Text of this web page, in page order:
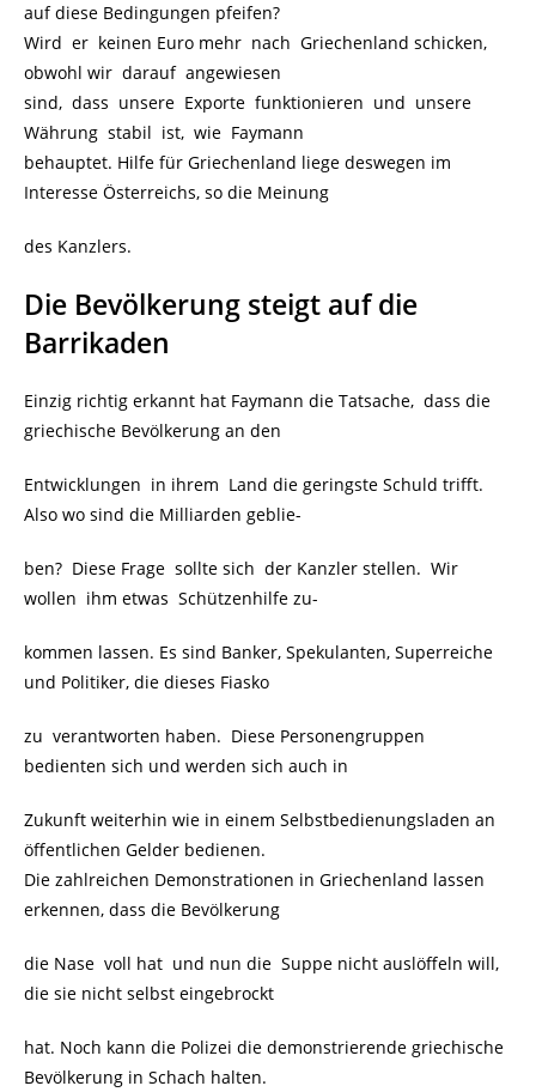
auf diese Bedingungen pfeifen?
Wird er keinen Euro mehr nach Griechenland schicken,
obwohl wir darauf angewiesen
sind, dass unsere Exporte funktionieren und unsere
Währung stabil ist, wie Faymann
behauptet. Hilfe für Griechenland liege deswegen im
Interesse Österreichs, so die Meinung
des Kanzlers.
Die Bevölkerung steigt auf die
Barrikaden
Einzig richtig erkannt hat Faymann die Tatsache, dass die
griechische Bevölkerung an den
Entwicklungen in ihrem Land die geringste Schuld trifft.
Also wo sind die Milliarden geblie-
ben? Diese Frage sollte sich der Kanzler stellen. Wir
wollen ihm etwas Schützenhilfe zu-
kommen lassen. Es sind Banker, Spekulanten, Superreiche
und Politiker, die dieses Fiasko
zu verantworten haben. Diese Personengruppen
bedienten sich und werden sich auch in
Zukunft weiterhin wie in einem Selbstbedienungsladen an
öffentlichen Gelder bedienen.
Die zahlreichen Demonstrationen in Griechenland lassen
erkennen, dass die Bevölkerung
die Nase voll hat und nun die Suppe nicht auslöffeln will,
die sie nicht selbst eingebrockt
hat. Noch kann die Polizei die demonstrierende griechische
Bevölkerung in Schach halten.